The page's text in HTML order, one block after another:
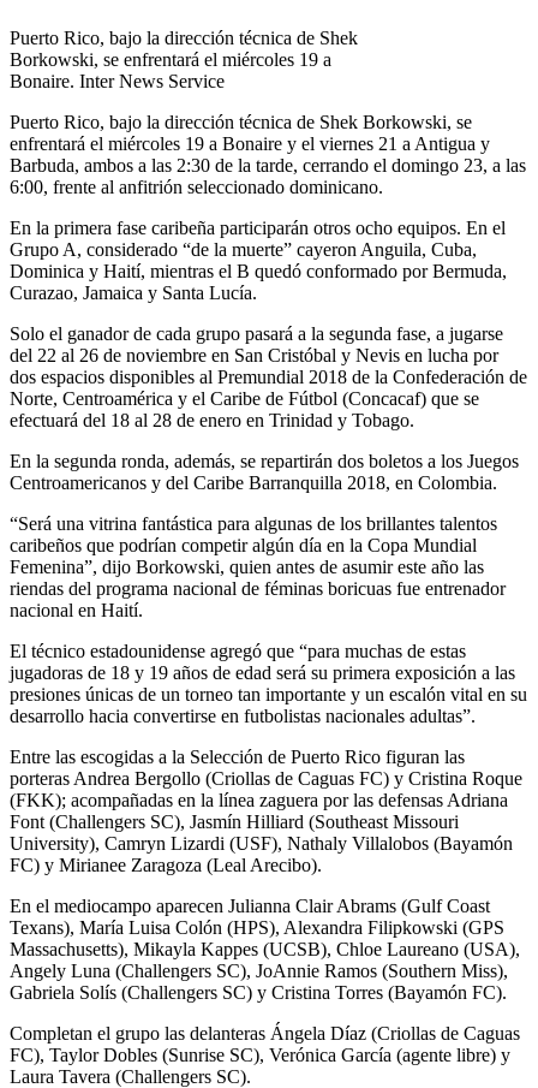
Puerto Rico, bajo la dirección técnica de Shek
Borkowski, se enfrentará el miércoles 19 a
Bonaire. Inter News Service
Puerto Rico, bajo la dirección técnica de Shek Borkowski, se
enfrentará el miércoles 19 a Bonaire y el viernes 21 a Antigua y
Barbuda, ambos a las 2:30 de la tarde, cerrando el domingo 23, a las
6:00, frente al anfitrión seleccionado dominicano.
En la primera fase caribeña participarán otros ocho equipos. En el
Grupo A, considerado “de la muerte” cayeron Anguila, Cuba,
Dominica y Haití, mientras el B quedó conformado por Bermuda,
Curazao, Jamaica y Santa Lucía.
Solo el ganador de cada grupo pasará a la segunda fase, a jugarse
del 22 al 26 de noviembre en San Cristóbal y Nevis en lucha por
dos espacios disponibles al Premundial 2018 de la Confederación de
Norte, Centroamérica y el Caribe de Fútbol (Concacaf) que se
efectuará del 18 al 28 de enero en Trinidad y Tobago.
En la segunda ronda, además, se repartirán dos boletos a los Juegos
Centroamericanos y del Caribe Barranquilla 2018, en Colombia.
“Será una vitrina fantástica para algunas de los brillantes talentos
caribeños que podrían competir algún día en la Copa Mundial
Femenina”, dijo Borkowski, quien antes de asumir este año las
riendas del programa nacional de féminas boricuas fue entrenador
nacional en Haití.
El técnico estadounidense agregó que “para muchas de estas
jugadoras de 18 y 19 años de edad será su primera exposición a las
presiones únicas de un torneo tan importante y un escalón vital en su
desarrollo hacia convertirse en futbolistas nacionales adultas”.
Entre las escogidas a la Selección de Puerto Rico figuran las
porteras Andrea Bergollo (Criollas de Caguas FC) y Cristina Roque
(FKK); acompañadas en la línea zaguera por las defensas Adriana
Font (Challengers SC), Jasmín Hilliard (Southeast Missouri
University), Camryn Lizardi (USF), Nathaly Villalobos (Bayamón
FC) y Mirianee Zaragoza (Leal Arecibo).
En el mediocampo aparecen Julianna Clair Abrams (Gulf Coast
Texans), María Luisa Colón (HPS), Alexandra Filipkowski (GPS
Massachusetts), Mikayla Kappes (UCSB), Chloe Laureano (USA),
Angely Luna (Challengers SC), JoAnnie Ramos (Southern Miss),
Gabriela Solís (Challengers SC) y Cristina Torres (Bayamón FC).
Completan el grupo las delanteras Ángela Díaz (Criollas de Caguas
FC), Taylor Dobles (Sunrise SC), Verónica García (agente libre) y
Laura Tavera (Challengers SC).